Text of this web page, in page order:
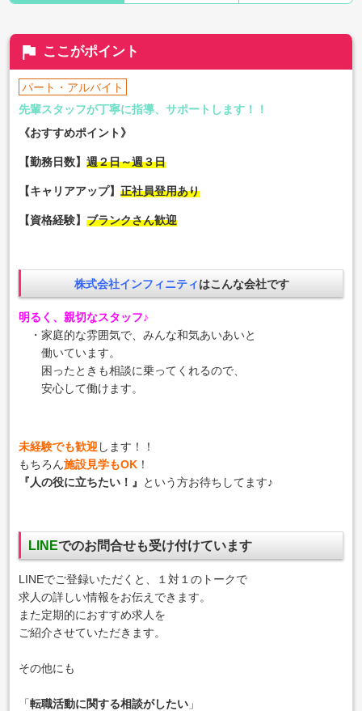
flag ここがポイント
パート・アルバイト
先輩スタッフが丁寧に指導、サポートします！！
《おすすめポイント》
【勤務日数】週２日～週３日
【キャリアアップ】正社員登用あり
【資格経験】ブランクさん歓迎
株式会社インフィニティはこんな会社です
明るく、親切なスタッフ♪
・家庭的な雰囲気で、みんな和気あいあいと
働いています。
困ったときも相談に乗ってくれるので、
安心して働けます。
未経験でも歓迎 します！！
もちろん施設見学もOK ！
『人の役に立ちたい！』
という方お待ちしてます♪
LINEでのお問合せも受け付けています
LINEでご登録いただくと、１対１のトークで
求人の詳しい情報をお伝えできます。
また定期的におすすめ求人を
ご紹介させていただきます。
その他にも
「転職活動に関する相談がしたい 」